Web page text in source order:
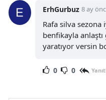
ErhGurbuz 8 ay
Rafa silva sezona
benfikayla
yaratıyor versin
0 0